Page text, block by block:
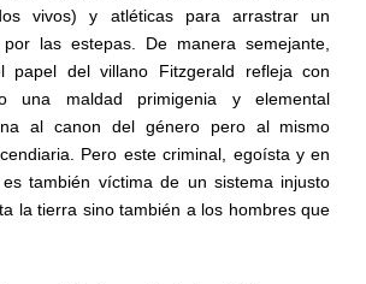
vivos) y atléticas para arrastrar un
por las estepas. De manera semejante,
papel del villano Fitzgerald refleja con
una maldad primigenia y elemental
al canon del género pero al mismo
Pero este criminal, egoísta y en
también víctima de un sistema injusto
la tierra sino también a los hombres que